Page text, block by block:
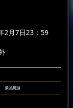
2月7日23：59
紫晶魔猫